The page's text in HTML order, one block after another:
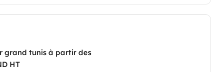
grand tunis à partir des
HT